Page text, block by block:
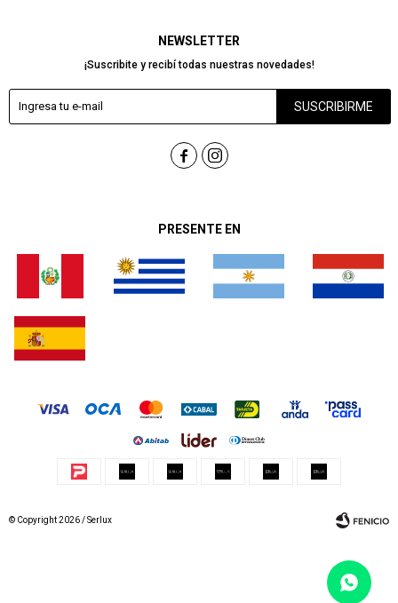
PRESENTE EN
NEWSLETTER
¡Suscribite y recibí todas nuestras novedades!
SUSCRIBIRME
 
© Copyright 2026 / Serlux